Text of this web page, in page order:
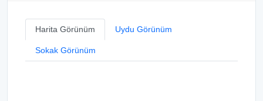
Harita Görünüm Uydu Görünüm
Sokak Görünüm